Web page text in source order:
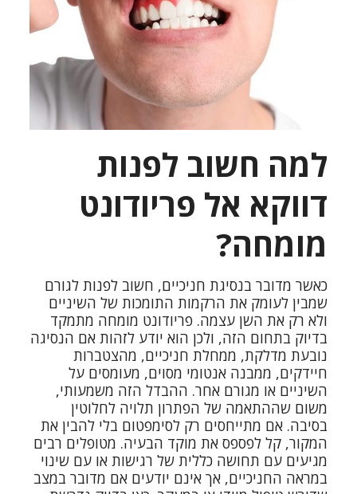
למה חשוב לפנות
דווקא אל פריודונט
מומחה?
כאשר מדובר בנסיגת חניכיים, חשוב לפנות לגורם
שמבין לעומק את הרקמות התומכות של השיניים
ולא רק את השן עצמה. פריודונט מומחה מתמקד
בדיוק בתחום הזה, ולכן הוא יודע לזהות אם הנסיגה
נובעת מדלקת, ממחלת חניכיים, מהצטברות
חיידקים, ממבנה אנטומי מסוים, מעומסים על
השיניים או מגורם אחר. ההבדל הזה משמעותי,
משום שההתאמה של הפתרון תלויה לחלוטין
בסיבה. אם מתייחסים רק לסימפטום בלי להבין את
המקור, קל לפספס את מוקד הבעיה. מטופלים רבים
מגיעים עם תחושה כללית של רגישות או עם שינוי
במראה החניכיים, אך אינם יודעים אם מדובר במצב